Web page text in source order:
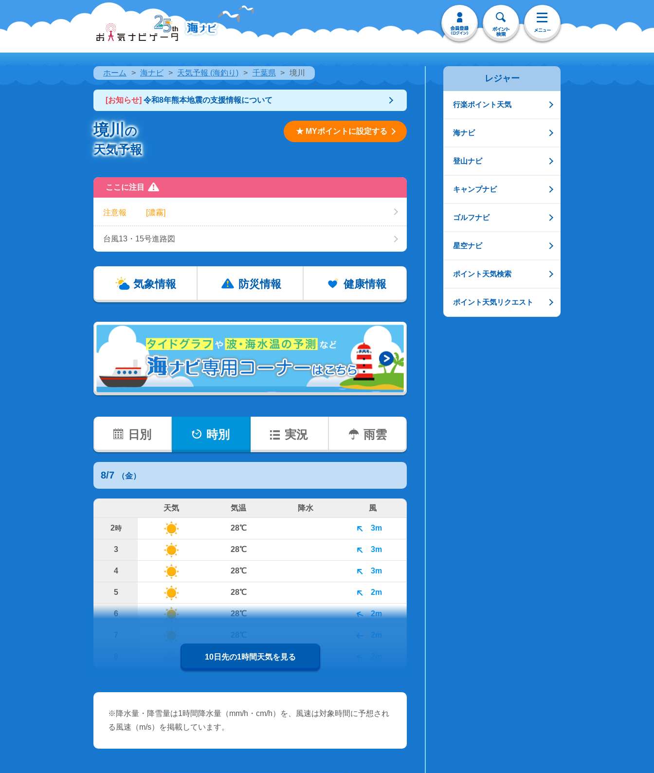
ホーム 海ナビ 天気予報 (海釣り) 千葉県 境川
[お知らせ] 令和8年熊本地震の支援情報について
境川の
天気予報
★ MYポイントに設定する
ここに注目
注意報 [濃霧]
台風13・15号進路図
気象情報 防災情報 健康情報
日別 時別 実況 雨雲
8/7 （金）
天気 気温 降水 風
2時 28℃ 3m
3 28℃ 3m
4 28℃ 3m
5 28℃ 2m
6 28℃ 2m
2m
28℃
10日先の1時間天気を見る
※降水量・降雪量は1時間降水量（mm/h・cm/h）を、風速は対象時間に予想され
る風速（m/s）を掲載しています。
レジャー
行楽ポイント天気
海ナビ
登山ナビ
キャンプナビ
ゴルフナビ
星空ナビ
ポイント天気検索
ポイント天気リクエスト